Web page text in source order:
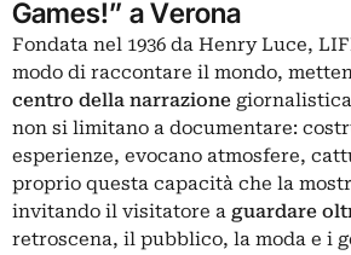
Games!” a Verona
Fondata nel 1936 da Henry Luce,
modo di raccontare il mondo,
centro della narrazione
non si limitano a documentare:
esperienze, evocano atmosfere,
proprio questa capacità che la
invitando il visitatore a guardare
retroscena, il pubblico, la moda e i